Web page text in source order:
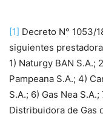
[1] Decreto N° 1053/
siguientes
1) Naturgy BAN S.A.;
Pampeana S.A.; 4)
S.A.; 6) Gas Nea
Distribuidora de Gas